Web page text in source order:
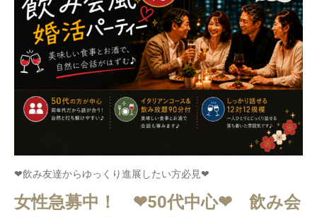
❤飲み友達からゆっくり進展したい方必見❤
女性急募中！ ❤50代中心❤ 飲み会